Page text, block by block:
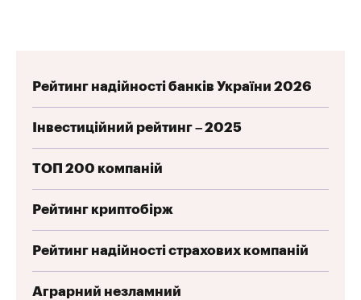
Рейтинг надійності банків України 2026
Інвестиційний рейтинг – 2025
ТОП 200 компаній
Рейтинг криптобірж
Рейтинг надійності страхових компаній
Аграрний незламний